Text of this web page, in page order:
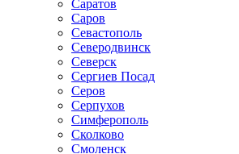
Саратов
Саров
Севастополь
Северодвинск
Северск
Сергиев Посад
Серов
Серпухов
Симферополь
Сколково
Смоленск